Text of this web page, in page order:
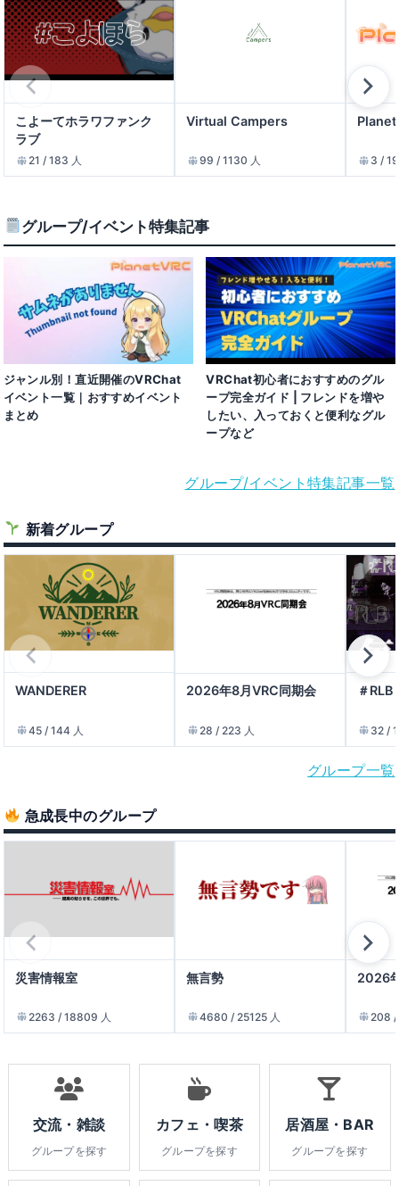
こよーてホラワファンク
ラブ
21 / 183 人
Virtual Campers
99 / 1130 人 3 /
グループ/イベント特集記事
ジャンル別！直近開催のVRChat
イベント一覧｜おすすめイベント
まとめ
VRChat初心者におすすめのグル
ープ完全ガイド | フレンドを増や
したい、入っておくと便利なグル
ープなど
グループ/イベント特集記事一覧
新着グループ
WANDERER
45 / 144 人
2026年8月VRC同期会
28 / 223 人
＃RLB
32 /
グループ一覧
急成長中のグループ
災害情報室
2263 / 18809 人
無言勢
4680 / 25125 人
2026
208 /
交流・雑談
グループを探す
カフェ・喫茶
グループを探す
居酒屋・BAR
グループを探す